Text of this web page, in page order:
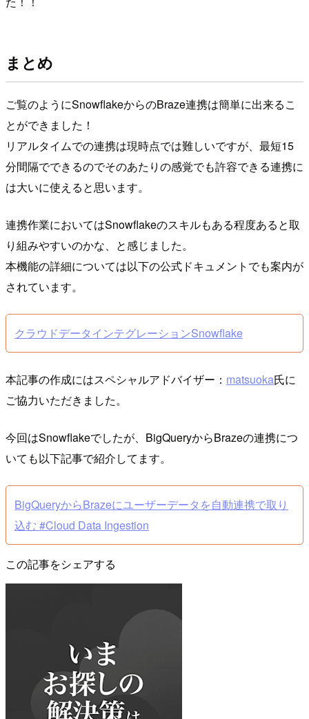
まとめ
ご覧のようにSnowflakeからのBraze連携は簡単に出来るこ
とができました！
リアルタイムでの連携は現時点では難しいですが、最短15
分間隔でできるのでそのあたりの感覚でも許容できる連携に
は大いに使えると思います。
連携作業においてはSnowflakeのスキルもある程度あると取
り組みやすいのかな、と感じました。
本機能の詳細については以下の公式ドキュメントでも案内が
されています。
クラウドデータインテグレーションSnowflake
本記事の作成にはスペシャルアドバイザー： matsuoka氏に
ご協力いただきました。
今回はSnowflakeでしたが、BigQueryからBrazeの連携につ
いても以下記事で紹介してます。
BigQueryからBrazeにユーザーデータを自動連携で取り
込む #Cloud Data Ingestion
この記事をシェアする